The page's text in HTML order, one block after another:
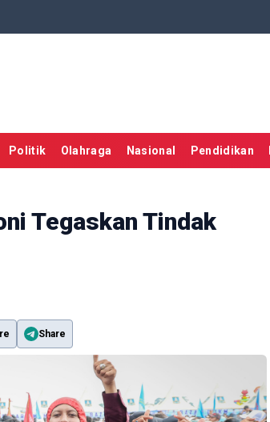
Politik Olahraga Nasional Pendidikan
Tegaskan Tindak
Share